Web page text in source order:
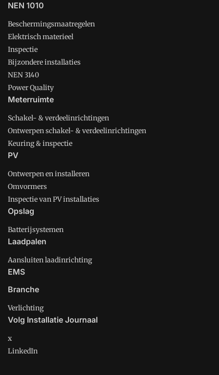
NEN 1010
Beschermingsmaatregelen
Elektrisch materieel
Inspectie
Bijzondere installaties
NEN 3140
Power Quality
Meterruimte
Schakel- & verdeelinrichtingen
Ontwerpen schakel- & verdeelinrichtingen
Keuring & inspectie
PV
Ontwerpen en installeren
Omvormers
Inspectie van PV installaties
Opslag
Batterijsystemen
Laadpalen
Aansluiten laadinrichting
EMS
Branche
Verlichting
Volg Installatie Journaal
x
LinkedIn